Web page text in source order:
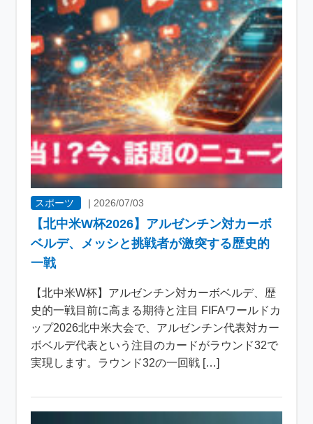
スポーツ | 2026/07/03
【北中米W杯2026】アルゼンチン対カーボ
ベルデ、メッシと挑戦者が激突する歴史的
一戦
【北中米W杯】アルゼンチン対カーボベルデ、歴
史的一戦目前に高まる期待と注目 FIFAワールドカ
ップ2026北中米大会で、アルゼンチン代表対カー
ボベルデ代表という注目のカードがラウンド32で
実現します。ラウンド32の一回戦 […]